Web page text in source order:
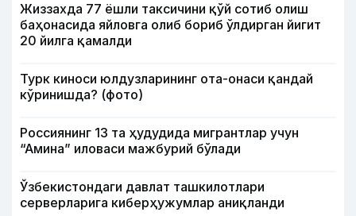
Жиззахда 77 ёшли таксичини қўй сотиб олиш
баҳонасида яйловга олиб бориб ўлдирган йигит
20 йилга қамалди
Турк киноси юлдузларининг ота-онаси қандай
кўринишда? (фото)
Россиянинг 13 та ҳудудида мигрантлар учун
“Амина” иловаси мажбурий бўлади
Ўзбекистондаги давлат ташкилотлари
серверларига киберҳужумлар аниқланди